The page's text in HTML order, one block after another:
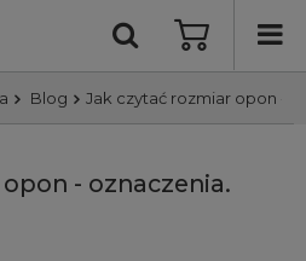
Blog Jak czytać rozmiar opon -
- oznaczenia.